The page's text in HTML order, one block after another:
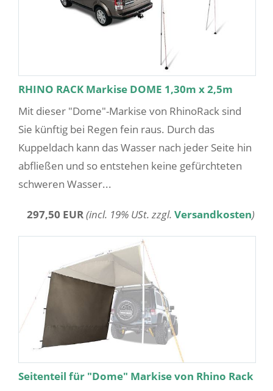
RHINO RACK Markise DOME 1,30m x 2,5m
Mit dieser "Dome"-Markise von RhinoRack sind
Sie künftig bei Regen fein raus. Durch das
Kuppeldach kann das Wasser nach jeder Seite hin
abfließen und so entstehen keine gefürchteten
schweren Wasser...
297,50 EUR(incl. 19% USt. zzgl. Versandkosten)
Seitenteil für "Dome" Markise von Rhino Rack